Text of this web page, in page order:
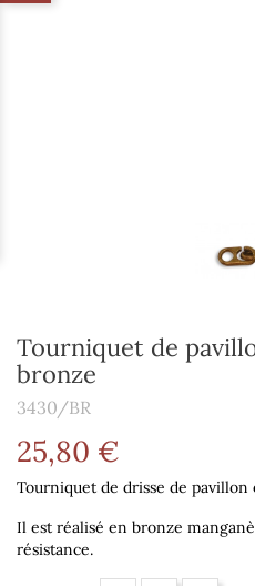
Tourniquet de
bronze
3430/BR
25,80 €
Tourniquet de drisse de
Il est réalisé en bronze
résistance.